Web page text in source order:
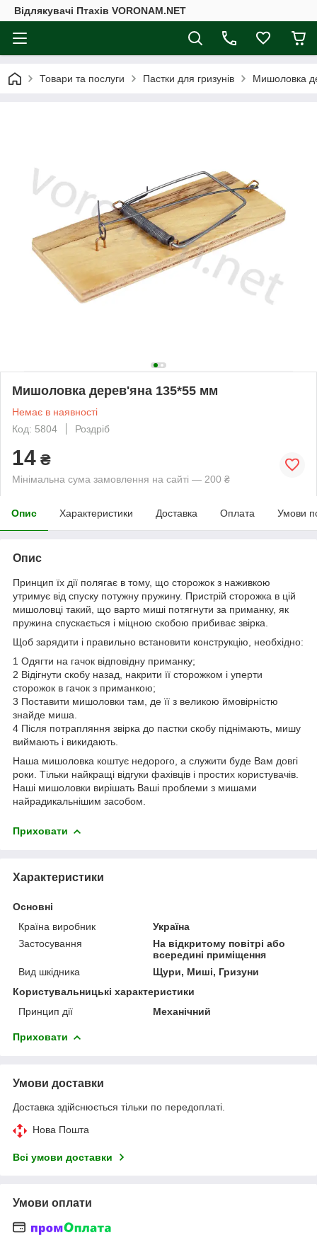
Відлякувачі Птахів VORONAM.NET
Товари та послуги Пастки для гризунів Мишоловка
Мишоловка дерев'яна 135*55 мм
Немає в наявності
Код: 5804
Роздріб
14 ₴
Мінімальна сума замовлення на сайті — 200 ₴
Опис Характеристики Доставка Оплата Умови
Опис
Принцип їх дії полягає в тому, що сторожок з наживкою
утримує від спуску потужну пружину. Пристрій сторожка в цій
мишоловці такий, що варто миші потягнути за приманку, як
пружина спускається і міцною скобою прибиває звірка.
Щоб зарядити і правильно встановити конструкцію, необхідно:
1 Одягти на гачок відповідну приманку;
2 Відігнути скобу назад, накрити її сторожком і уперти
сторожок в гачок з приманкою;
3 Поставити мишоловки там, де її з великою ймовірністю
знайде миша.
4 Після потрапляння звірка до пастки скобу піднімають, мишу
виймають і викидають.
Наша мишоловка коштує недорого, а служити буде Вам довгі
роки. Тільки найкращі відгуки фахівців і простих користувачів.
Наші мишоловки вирішать Ваші проблеми з мишами
найрадикальнішим засобом.
Приховати
Характеристики
Основні
Країна виробник
Україна
Застосування
На відкритому повітрі або
всередині приміщення
Вид шкідника
Щури, Миші, Гризуни
Користувальницькі характеристики
Принцип дії
Механічний
Приховати
Умови доставки
Доставка здійснюється тільки по передоплаті.
Нова Пошта
Всі умови доставки
Умови оплати